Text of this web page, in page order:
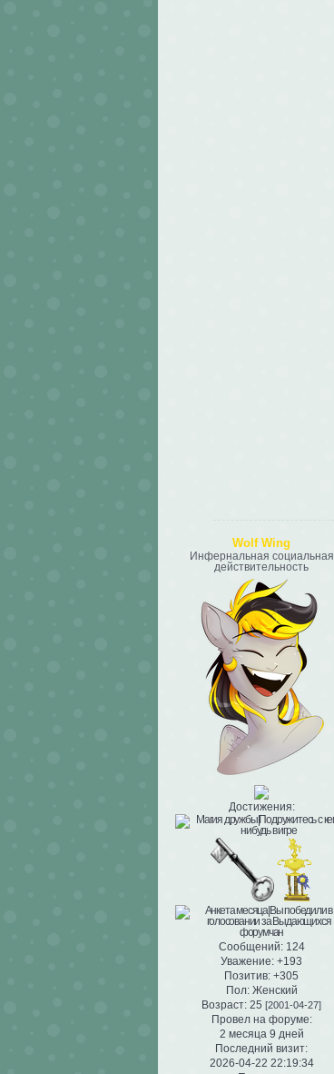
Wolf Wing
Инфернальная социальная
действительность
Достижения:
Сообщений:124
Уважение: +193
Позитив: +305
Пол:Женский
Возраст: 25 [2001-04-27]
Провел на форуме:
2 месяца 9 дней
Последний визит:
2026-04-22 22:19:34